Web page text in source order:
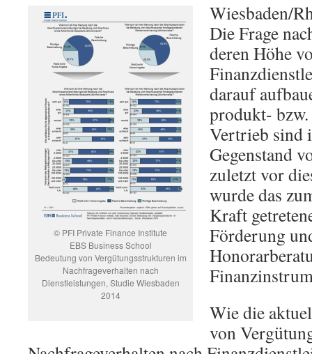
© PFI Private Finance Institute
EBS Business School
Bedeutung von Vergütungsstrukturen im
Nachfrageverhalten nach
Dienstleistungen, Studie Wiesbaden
2014
Wiesbaden/
Die Frage
deren Höhe
darauf
produkt-
Vertrieb sind
Gegenstand
zuletzt vor
wurde das
Kraft
Förderung
Wie die
von